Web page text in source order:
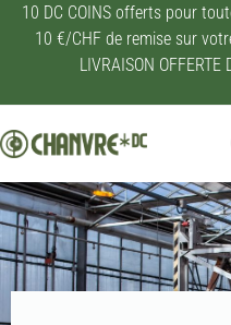
10 DC COINS offerts pour
10 €/CHF de remise sur
LIVRAISON